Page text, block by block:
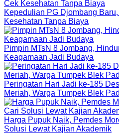
Kepedulian PG Djombang
Kesehatan Tanpa Biaya
Pimpin MTsN 8 Jombang,
Keagamaan Jadi Budaya
Peringatan Hari Jadi ke-185
Meriah, Warga Tumpek Blek
Harga Pupuk Naik, Pemdes
Solusi Lewat Kajian Akademik